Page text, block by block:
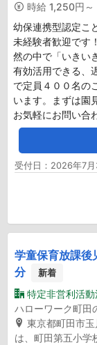
時給 1,250円～
幼保連携型認定こ
未経験者歓迎です
然の中で「いきい
有効活用できる、
で定員４００名の
います。まずは園
お気軽にお問い合
受付日：2026年7
学童保育放課後
分
新着
特定非営利活
ハローワーク町田
東京都町田市
は、町田第五小学